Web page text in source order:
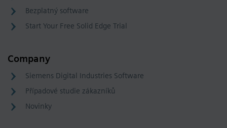
Bezplatný software
Start Your Free Solid Edge Trial
Company
Siemens Digital Industries Software
Případové studie zákazníků
Novinky